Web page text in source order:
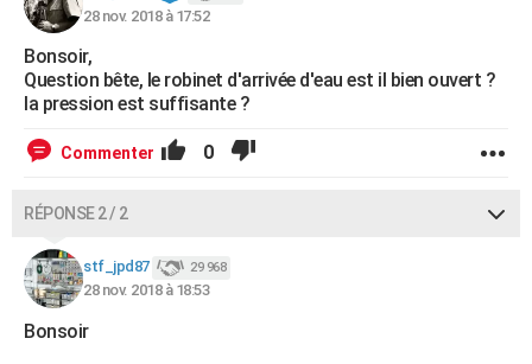
Destinations
City break
Voyage nature
Voyage de noces
Forum
Climat
PHOTO
GUIDES D'ACHAT
Carte de Noël
Carte Bonne année
Carte Saint-Valentin
Carte Pâques
Carte d'anniversaire
DICTIONNAIRE
Dictionnaire
Biographies
Citations
Expressions
Proverbes
PROGRAMME TV
28 nov. 2018 à 17:52
Bonsoir,
Question bête, le robinet d'arrivée d'eau est il bien ouvert ?
la pression est suffisante ?
Commenter 0
RÉPONSE 2 / 2
stf_jpd87 29 968
28 nov. 2018 à 18:53
Bonsoir